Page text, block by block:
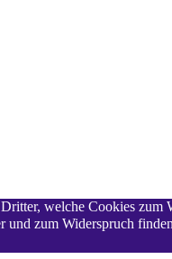
welche Cookies
zum Widerspruch